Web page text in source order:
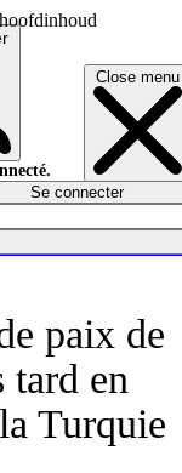
Close menu
Se connecter
paix de
tard en
Turquie